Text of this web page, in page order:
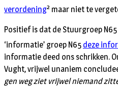
verordening2 maar niet te
Positief is dat de Stuurgroep
‘informatie’ groep N65 deze
informatie deed ons schrikken.
Vught, vrijwel unaniem
gen weg ziet vrijwel niemand